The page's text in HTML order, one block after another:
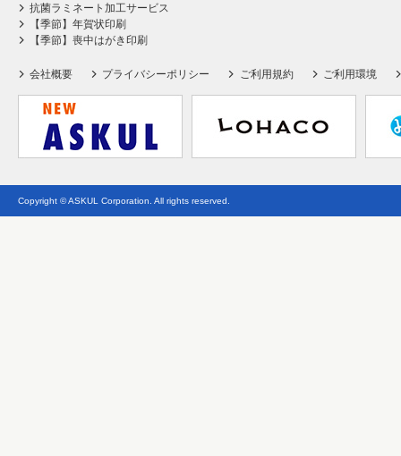
抗菌ラミネート加工サービス
【季節】年賀状印刷
【季節】喪中はがき印刷
会社概要 プライバシーポリシー ご利用規約 ご利用環境
Copyright © ASKUL Corporation. All rights reserved.